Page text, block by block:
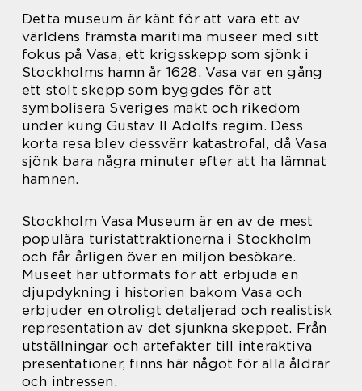
Detta museum är känt för att vara ett av
världens främsta maritima museer med sitt
fokus på Vasa, ett krigsskepp som sjönk i
Stockholms hamn år 1628. Vasa var en gång
ett stolt skepp som byggdes för att
symbolisera Sveriges makt och rikedom
under kung Gustav II Adolfs regim. Dess
korta resa blev dessvärr katastrofal, då Vasa
sjönk bara några minuter efter att ha lämnat
hamnen.
Stockholm Vasa Museum är en av de mest
populära turistattraktionerna i Stockholm
och får årligen över en miljon besökare.
Museet har utformats för att erbjuda en
djupdykning i historien bakom Vasa och
erbjuder en otroligt detaljerad och realistisk
representation av det sjunkna skeppet. Från
utställningar och artefakter till interaktiva
presentationer, finns här något för alla åldrar
och intressen.